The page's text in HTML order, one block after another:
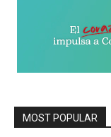
MOST POPULAR